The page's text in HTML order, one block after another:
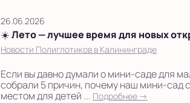
26.06.2026
☀️ Лето — лучшее время для новых
Новости Полиглотиков в Калининграде
Если вы давно думали о мини-саде для
собрали 5 причин, почему наш мини-сад
местом для детей ... Подробнее →